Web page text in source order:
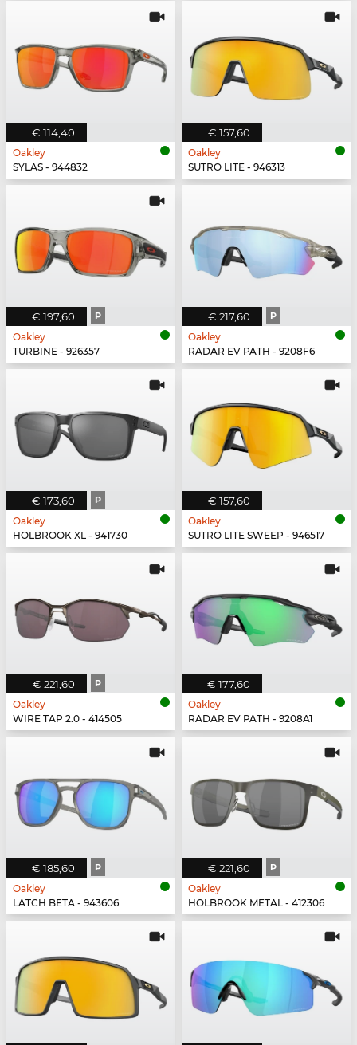
€ 114,40
Oakley
SYLAS - 944832
€ 157,60
Oakley
SUTRO LITE - 946313
€ 197,60 P
Oakley
TURBINE - 926357
€ 217,60 P
Oakley
RADAR EV PATH - 9208F6
€ 173,60 P
Oakley
HOLBROOK XL - 941730
€ 157,60
Oakley
SUTRO LITE SWEEP - 946517
€ 221,60 P
Oakley
WIRE TAP 2.0 - 414505
€ 177,60
Oakley
RADAR EV PATH - 9208A1
€ 185,60 P
Oakley
LATCH BETA - 943606
€ 221,60 P
Oakley
HOLBROOK METAL - 412306